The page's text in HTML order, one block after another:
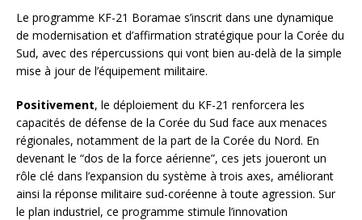
Le programme KF-21 Boramae s’inscrit dans une dynamique
de modernisation et d’affirmation stratégique pour la Corée du
Sud, avec des répercussions qui vont bien au-delà de la simple
mise à jour de l’équipement militaire.
Positivement, le déploiement du KF-21 renforcera les
capacités de défense de la Corée du Sud face aux menaces
régionales, notamment de la part de la Corée du Nord. En
devenant le “dos de la force aérienne”, ces jets joueront un
rôle clé dans l’expansion du système à trois axes, améliorant
ainsi la réponse militaire sud-coréenne à toute agression. Sur
le plan industriel, ce programme stimule l’innovation